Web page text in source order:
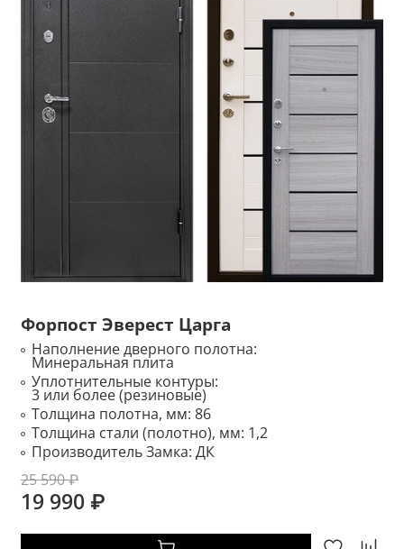
Форпост Эверест Царга
Наполнение дверного полотна:
Минеральная плита
Уплотнительные контуры:
3 или более (резиновые)
Толщина полотна, мм: 86
Толщина стали (полотно), мм: 1,2
Производитель Замка: ДК
25 590 ₽
19 990 ₽